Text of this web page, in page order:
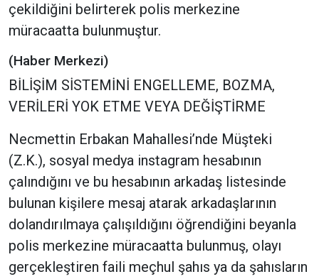
çekildiğini belirterek polis merkezine
müracaatta bulunmuştur.
(Haber Merkezi)
BİLİŞİM SİSTEMİNİ ENGELLEME, BOZMA,
VERİLERİ YOK ETME VEYA DEĞİŞTİRME
Necmettin Erbakan Mahallesi’nde Müşteki
(Z.K.), sosyal medya instagram hesabının
çalındığını ve bu hesabının arkadaş listesinde
bulunan kişilere mesaj atarak arkadaşlarının
dolandırılmaya çalışıldığını öğrendiğini beyanla
polis merkezine müracaatta bulunmuş, olayı
gerçekleştiren faili meçhul şahıs ya da şahısların